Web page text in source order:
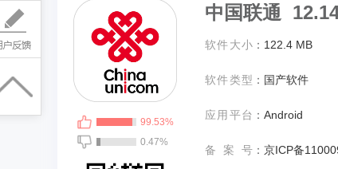
99.53%
0.47%
中国联通
软件大小 ： 122.4 MB
软件类型 ： 国产软件
应用平台 ： Android
备案号 ： 京ICP备